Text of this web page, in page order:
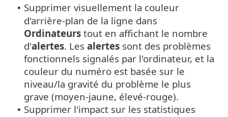
• Supprimer visuellement la couleur
d'arrière-plan de la ligne dans
Ordinateurs tout en affichant le nombre
d'alertes. Les alertes sont des problèmes
fonctionnels signalés par l'ordinateur, et la
couleur du numéro est basée sur le
niveau/la gravité du problème le plus
grave (moyen-jaune, élevé-rouge).
• Supprimer l'impact sur les statistiques